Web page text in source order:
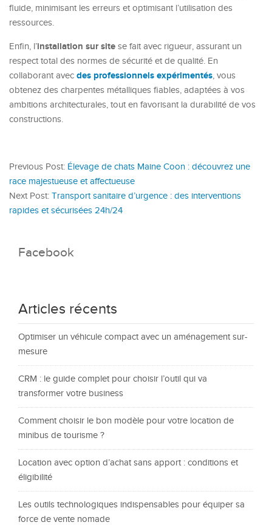
fluide, minimisant les erreurs et optimisant l’utilisation des
ressources.
Enfin, l’installation sur site se fait avec rigueur, assurant un
respect total des normes de sécurité et de qualité. En
collaborant avec des professionnels expérimentés, vous
obtenez des charpentes métalliques fiables, adaptées à vos
ambitions architecturales, tout en favorisant la durabilité de vos
constructions.
Previous Post: Élevage de chats Maine Coon : découvrez une
race majestueuse et affectueuse
Next Post: Transport sanitaire d’urgence : des interventions
rapides et sécurisées 24h/24
Facebook
Articles récents
Optimiser un véhicule compact avec un aménagement sur-
mesure
CRM : le guide complet pour choisir l’outil qui va
transformer votre business
Comment choisir le bon modèle pour votre location de
minibus de tourisme ?
Location avec option d’achat sans apport : conditions et
éligibilité
Les outils technologiques indispensables pour équiper sa
force de vente nomade